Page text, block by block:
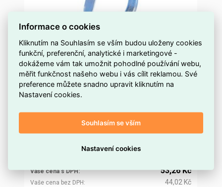
Závěs smyčkový pro trubku 3/4' (26,9 mm), na
závitovou tyč M10 115M0075EG 597870
Dostupnost EMAS na objednávku
Kód dodavatele
EB-115M0075EG 597870
ELOSOS1738448
3389653210613
Vaše cena s DPH
Vaše cena bez DPH
53,26 Kč
44,02 Kč
Informace o cookies
Kliknutím na Souhlasím se vším budou uloženy cookies
funkční, preferenční, analytické i marketingové -
dokážeme vám tak umožnit pohodlné používání webu,
měřit funkčnost našeho webu i vás cílit reklamou. Své
preference můžete snadno upravit kliknutím na
Nastavení cookies.
Souhlasím se vším
Nastavení cookies